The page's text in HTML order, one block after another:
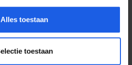
Alles toestaan
toestaan
telefoon een